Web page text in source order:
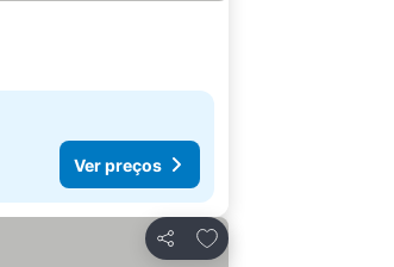
Ver preços
Partilhar
Adicionar aos favoritos